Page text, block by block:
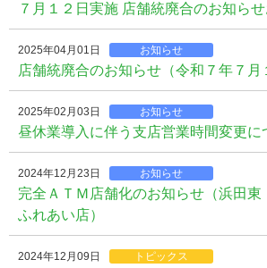
７月１２日実施 店舗統廃合のお知ら
2025年04月01日 お知らせ
店舗統廃合のお知らせ（令和７年７月
2025年02月03日 お知らせ
昼休業導入に伴う支店営業時間変更に
2024年12月23日 お知らせ
完全ＡＴＭ店舗化のお知らせ（浜田東
ふれあい店）
2024年12月09日 トピックス